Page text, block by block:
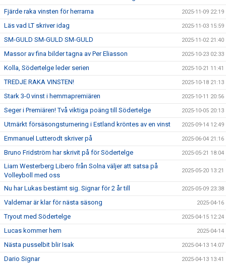
Fjärde raka vinsten för herrarna 2025-11-09 22:19
Läs vad LT skriver idag 2025-11-03 15:59
SM-GULD SM-GULD SM-GULD 2025-11-02 21:40
Massor av fina bilder tagna av Per Eliasson 2025-10-23 02:33
Kolla, Södertelge leder serien 2025-10-21 11:41
TREDJE RAKA VINSTEN! 2025-10-18 21:13
Stark 3-0 vinst i hemmapremiären 2025-10-11 20:56
Seger i Premiären! Två viktiga poäng till Södertelge 2025-10-05 20:13
Utmärkt försäsongsturnering i Estland kröntes av en vinst 2025-09-14 12:49
Emmanuel Lutterodt skriver på 2025-06-04 21:16
Bruno Fridström har skrivit på för Södertelge 2025-05-21 18:04
Liam Westerberg Libero från Solna väljer att satsa på
Volleyboll med oss
2025-05-20 13:21
Nu har Lukas bestämt sig. Signar för 2 år till 2025-05-09 23:38
Valdemar är klar för nästa säsong 2025-04-16
Tryout med Södertelge 2025-04-15 12:24
Lucas kommer hem 2025-04-14
Nästa pusselbit blir Isak 2025-04-13 14:07
Dario Signar 2025-04-13 13:41